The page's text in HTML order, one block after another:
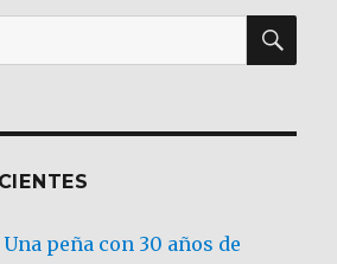
Una peña con 30 años de